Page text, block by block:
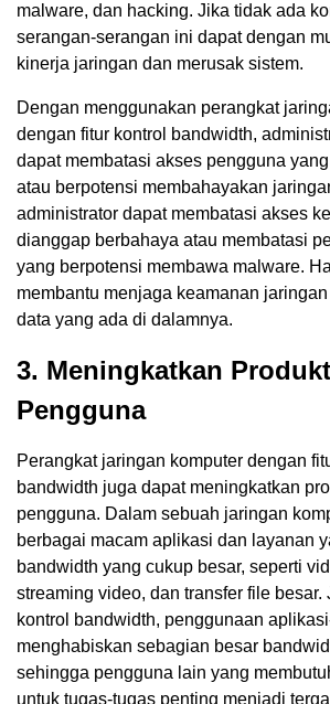
malware, dan hacking. Jika tidak ada
serangan-serangan ini dapat dengan
kinerja jaringan dan merusak sistem.
Dengan menggunakan perangkat
dengan fitur kontrol bandwidth,
dapat membatasi akses pengguna
atau berpotensi membahayakan
administrator dapat membatasi akses
dianggap berbahaya atau membatasi
yang berpotensi membawa malware.
membantu menjaga keamanan
data yang ada di dalamnya.
3. Meningkatkan
Pengguna
Perangkat jaringan komputer dengan
bandwidth juga dapat meningkatkan
pengguna. Dalam sebuah jaringan
berbagai macam aplikasi dan layanan
bandwidth yang cukup besar, seperti
streaming video, dan transfer file besar.
kontrol bandwidth, penggunaan
menghabiskan sebagian besar
sehingga pengguna lain yang
untuk tugas-tugas penting menjadi